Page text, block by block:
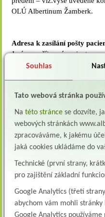
OLÚ Albertinum Žamberk.
Adresa k zasílání pošty
Jméno a příjmení pacienta
Albertinum OLU / Psychiatrie
Reforma psychiatrické péče
Souhlas
Tato webová stránka
Na této stránce se dozvíte,
webových stránkách
zpracováváme, k jakému
jaká cookies ukládáme do
Technické (první strany,
pro zajištění základní
Google Analytics (třetí
abychom vám mohli
Google Analytics